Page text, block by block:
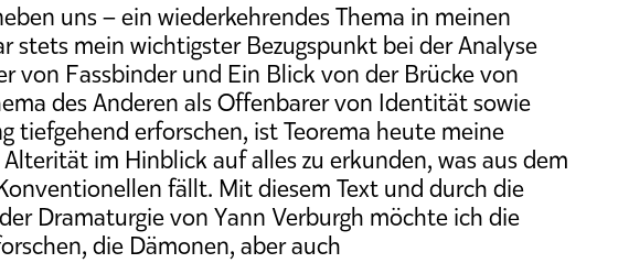
uns – ein wiederkehrendes Thema in meinen
stets mein wichtigster Bezugspunkt bei der Analyse
von Fassbinder und Ein Blick von der Brücke von
des Anderen als Offenbarer von Identität sowie
tiefgehend erforschen, ist Teorema heute meine
im Hinblick auf alles zu erkunden, was aus dem
fällt. Mit diesem Text und durch die
Dramaturgie von Yann Verburgh möchte ich die
die Dämonen, aber auch